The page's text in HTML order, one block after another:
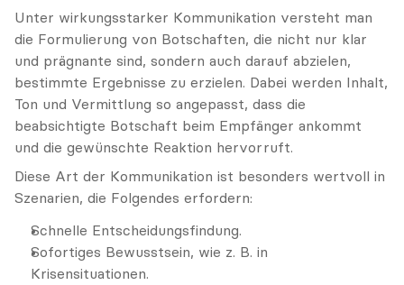
Unter wirkungsstarker Kommunikation versteht man
die Formulierung von Botschaften, die nicht nur klar
und prägnante sind, sondern auch darauf abzielen,
bestimmte Ergebnisse zu erzielen. Dabei werden Inhalt,
Ton und Vermittlung so angepasst, dass die
beabsichtigte Botschaft beim Empfänger ankommt
und die gewünschte Reaktion hervorruft.
Diese Art der Kommunikation ist besonders wertvoll in
Szenarien, die Folgendes erfordern:
Schnelle Entscheidungsfindung.
Sofortiges Bewusstsein, wie z. B. in
Krisensituationen.